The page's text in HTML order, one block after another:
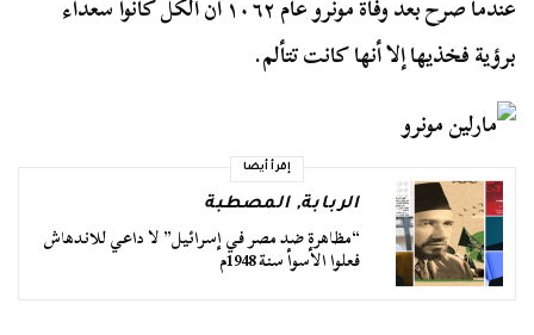
عندما صرح بعد وفاة مونرو عام ١٠٦٢ أن الكل كانوا سعداء
برؤية فخذيها إلا أنها كانت تتألم.
إقرأ أيضا
الربابة,المصطبة
“مظاهرة ضد مصر في إسرائيل” لا داعي للاندهاش
فعلوا الأسوأ سنة 1948م